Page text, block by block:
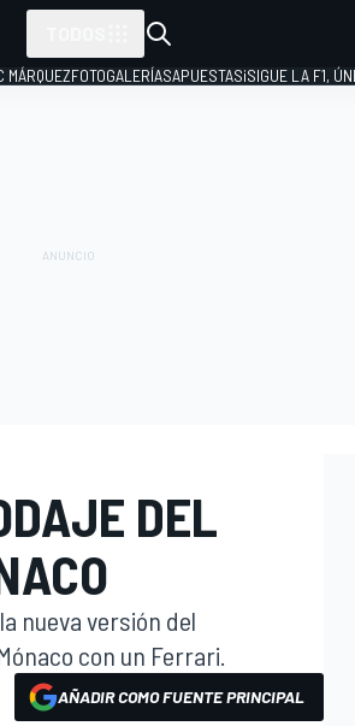
MÁRQUEZFOTOGALERÍASAPUESTAS¡SIGUE LA F1,
DEL
nueva versión del
con un Ferrari.
AÑADIR COMO FUENTE PRINCIPAL